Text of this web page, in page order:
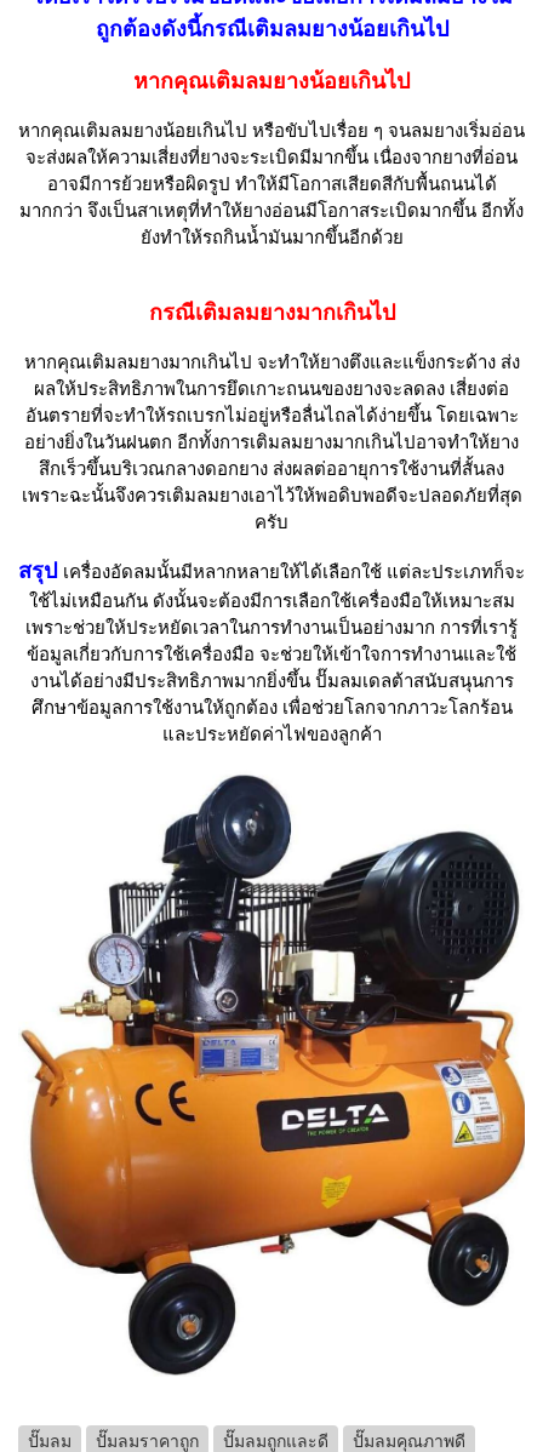
ถูกต้องดังนี้กรณีเติมลมยางน้อยเกินไป
หากคุณเติมลมยางน้อยเกินไป
หากคุณเติมลมยางน้อยเกินไป หรือขับไปเรื่อย ๆ จนลมยางเริ่มอ่อน
จะส่งผลให้ความเสี่ยงที่ยางจะระเบิดมีมากขึ้น เนื่องจากยางที่อ่อน
อาจมีการย้วยหรือผิดรูป ทำให้มีโอกาสเสียดสีกับพื้นถนนได้
มากกว่า จึงเป็นสาเหตุที่ทำให้ยางอ่อนมีโอกาสระเบิดมากขึ้น อีกทั้ง
ยังทำให้รถกินน้ำมันมากขึ้นอีกด้วย
กรณีเติมลมยางมากเกินไป
หากคุณเติมลมยางมากเกินไป จะทำให้ยางตึงและแข็งกระด้าง ส่ง
ผลให้ประสิทธิภาพในการยึดเกาะถนนของยางจะลดลง เสี่ยงต่อ
อันตรายที่จะทำให้รถเบรกไม่อยู่หรือลื่นไถลได้ง่ายขึ้น โดยเฉพาะ
อย่างยิ่งในวันฝนตก อีกทั้งการเติมลมยางมากเกินไปอาจทำให้ยาง
สึกเร็วขึ้นบริเวณกลางดอกยาง ส่งผลต่ออายุการใช้งานที่สั้นลง
เพราะฉะนั้นจึงควรเติมลมยางเอาไว้ให้พอดิบพอดีจะปลอดภัยที่สุด
ครับ
สรุป เครื่องอัดลมนั้นมีหลากหลายให้ได้เลือกใช้ แต่ละประเภทก็จะ
ใช้ไม่เหมือนกัน ดังนั้นจะต้องมีการเลือกใช้เครื่องมือให้เหมาะสม
เพราะช่วยให้ประหยัดเวลาในการทำงานเป็นอย่างมาก การที่เรารู้
ข้อมูลเกี่ยวกับการใช้เครื่องมือ จะช่วยให้เข้าใจการทำงานและใช้
งานได้อย่างมีประสิทธิภาพมากยิ่งขึ้น ปั๊มลมเดลต้าสนับสนุนการ
ศึกษาข้อมูลการใช้งานให้ถูกต้อง เพื่อช่วยโลกจากภาวะโลกร้อน
และประหยัดค่าไฟของลูกค้า
ปั๊มลม ปั๊มลมราคาถูก ปั๊มลมถูกและดี
ปั๊มลมคุณภาพดี